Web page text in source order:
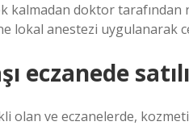
kalmadan doktor tarafından
lokal anestezi uygulanarak
eczanede
olan ve eczanelerde,